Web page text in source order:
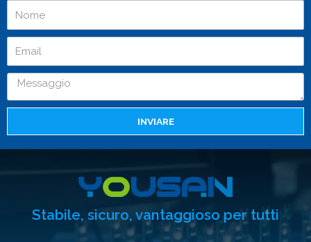
INVIARE
Stabile, sicuro, vantaggioso per tutti